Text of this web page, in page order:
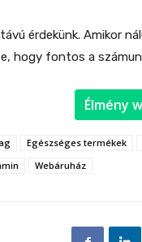
érdekünk. Amikor
hogy fontos a
Élmény
Egészséges termékek
Webáruház